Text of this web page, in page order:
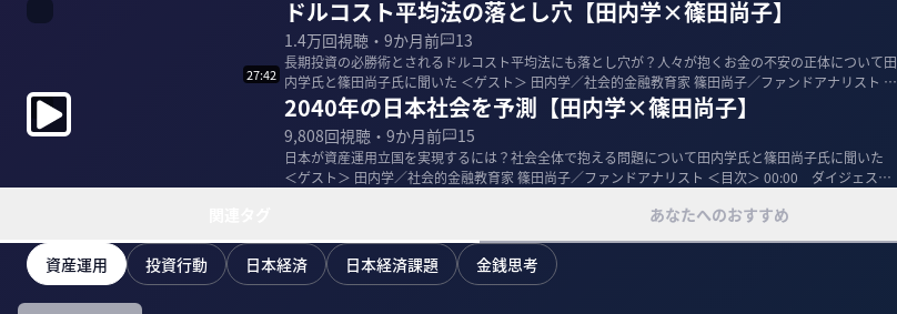
会的...
ドルコスト平均法の落とし穴【田内学×篠田尚子】
1.4万回視聴・ 9か月前 13
長期投資の必勝術とされるドルコスト平均法にも落とし穴が？人々が抱くお金の不安の正体について田
内学氏と篠田尚子氏に聞いた ＜ゲスト＞ 田内学／社会的金融教育家 篠田尚子／ファンドアナリスト サ
ムネイ...
27:42
2040年の日本社会を予測【田内学×篠田尚子】
9,808回視聴・ 9か月前 15
日本が資産運用立国を実現するには？社会全体で抱える問題について田内学氏と篠田尚子氏に聞いた
＜ゲスト＞ 田内学／社会的金融教育家 篠田尚子／ファンドアナリスト ＜目次＞ 00:00 ダイジェスト
あなたへのおすすめ
資産運用 投資行動 日本経済 日本経済課題 金銭思考